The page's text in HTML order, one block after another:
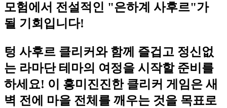
모험에서 전설적인 "은하계 사후르"가
될 기회입니다!
텅 사후르 클리커와 함께 즐겁고 정신없
는 라마단 테마의 여정을 시작할 준비를
하세요! 이 흥미진진한 클리커 게임은 새
벽 전에 마을 전체를 깨우는 것을 목표로